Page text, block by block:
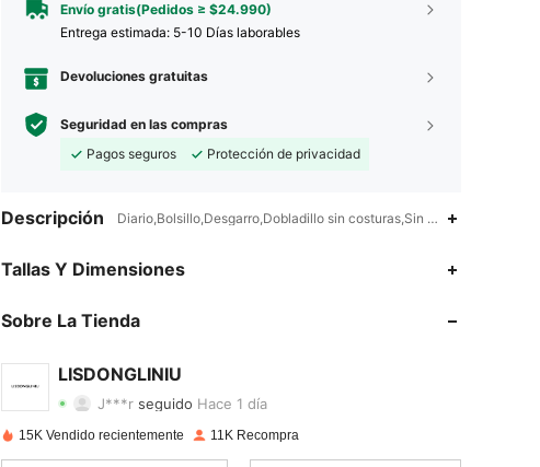
Envío gratis(Pedidos ≥ $24.990)
Entrega estimada: 5-10 Días laborables
Devoluciones gratuitas
Seguridad en las compras
Pagos seguros
Protección de privacidad
Descripción Diario,Bolsillo,Desgarro,Dobladillo sin costuras,Sin Forro
Tallas Y Dimensiones
Sobre La Tienda
LISDONGLINIU
4,84
4,84 Calificación 56Artículos
4,84 56 5.1K
15K Vendido recientemente 11K Recompra